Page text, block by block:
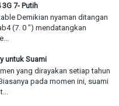
7- Putih
Demikian nyaman ditangan
(7. 0 ") mendatangkan
untuk Suami
yang dirayakan setiap tahun
pada momen ini, suami